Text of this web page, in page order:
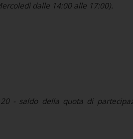
dalle 14:00 alle 17:00).
- saldo della quota di